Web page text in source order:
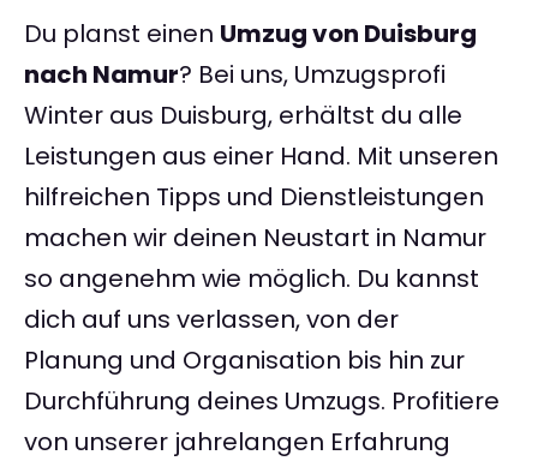
Du planst einen Umzug von Duisburg
nach Namur? Bei uns, Umzugsprofi
Winter aus Duisburg, erhältst du alle
Leistungen aus einer Hand. Mit unseren
hilfreichen Tipps und Dienstleistungen
machen wir deinen Neustart in Namur
so angenehm wie möglich. Du kannst
dich auf uns verlassen, von der
Planung und Organisation bis hin zur
Durchführung deines Umzugs. Profitiere
von unserer jahrelangen Erfahrung